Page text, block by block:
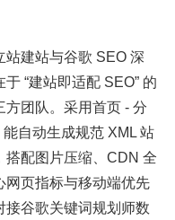
建站与谷歌 SEO 深
“建站即适配 SEO” 的
方团队。采用首页 - 分
自动生成规范 XML 站
搭配图片压缩、CDN 全
网页指标与移动端优先
接谷歌关键词规划师数